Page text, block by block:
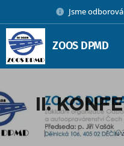
Jsme
ZOOS DPMD
II.